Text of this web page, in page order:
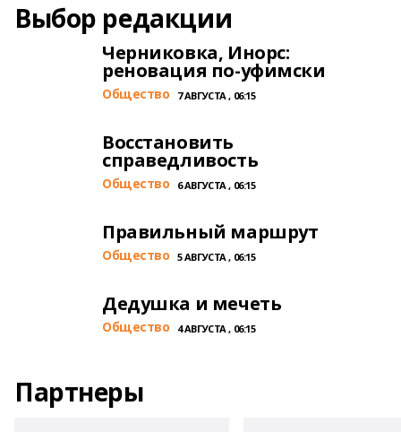
Выбор редакции
Черниковка, Инорс:
реновация по-уфимски
Общество 7 АВГУСТА , 06:15
Восстановить
справедливость
Общество 6 АВГУСТА , 06:15
Правильный маршрут
Общество 5 АВГУСТА , 06:15
Дедушка и мечеть
Общество 4 АВГУСТА , 06:15
Партнеры